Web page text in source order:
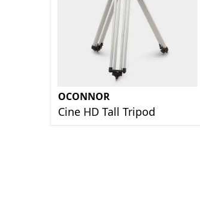
OCONNOR
Cine HD Tall Tripod